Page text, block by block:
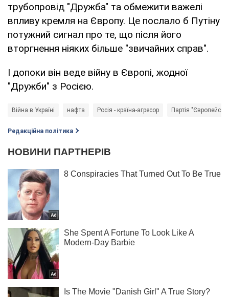
трубопровід "Дружба" та обмежити важелі
впливу кремля на Європу. Це послало б Путіну
потужний сигнал про те, що після його
вторгнення ніяких більше "звичайних справ".
І допоки він веде війну в Європі, жодної
"Дружби" з Росією.
Війна в Україні нафта Росія - країна-агресор Партія
Редакційна політика